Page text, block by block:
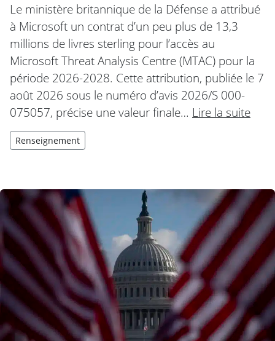
Le ministère britannique de la Défense a attribué
à Microsoft un contrat d’un peu plus de 13,3
millions de livres sterling pour l’accès au
Microsoft Threat Analysis Centre (MTAC) pour la
période 2026-2028. Cette attribution, publiée le 7
août 2026 sous le numéro d’avis 2026/S 000-
075057, précise une valeur finale… Lire la suite
Renseignement